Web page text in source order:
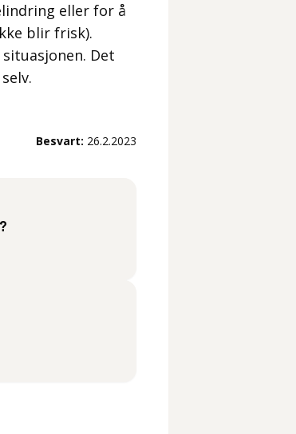
eller for å
blir frisk).
Det
Besvart: 26.2.2023